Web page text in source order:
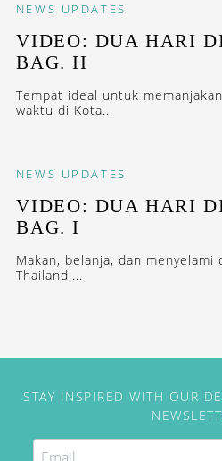
NEWS UPDATES
VIDEO: DUA HARI
BAG. II
Tempat ideal untuk
waktu di Kota...
NEWS UPDATES
VIDEO: DUA HARI
BAG. I
Makan, belanja, dan menyelami
Thailand....
STAY INSPIRED WITH OUR